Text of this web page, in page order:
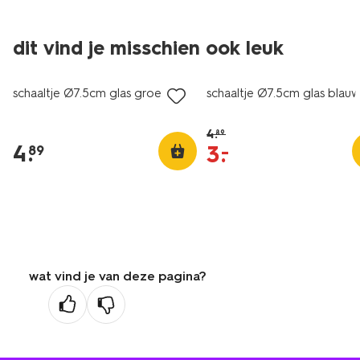
dit vind je misschien ook leuk
2+1 gratis
schaaltje Ø7.5cm glas groen
4.
89
sale
schaaltje Ø7.5cm glas
4.89
3.
–
wat vind je van deze pagina?